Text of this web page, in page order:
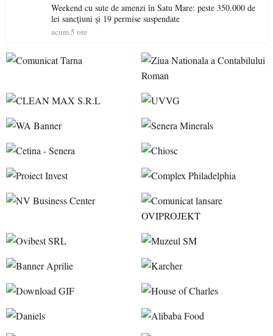
Weekend cu sute de amenzi în Satu Mare: peste 350.000 de
lei sancțiuni și 19 permise suspendate
acum 5 ore